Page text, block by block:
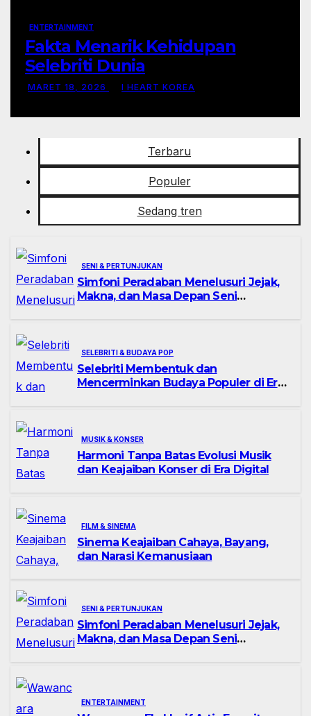
ENTERTAINMENT
Fakta Menarik Kehidupan
Selebriti Dunia
MARET 18, 2026 I HEART KOREA
Terbaru
Populer
Sedang tren
SENI & PERTUNJUKAN
Simfoni Peradaban Menelusuri Jejak,
Makna, dan Masa Depan Seni
SELEBRITI & BUDAYA POP
Selebriti Membentuk dan
Mencerminkan Budaya Populer di Era
MUSIK & KONSER
Harmoni Tanpa Batas Evolusi Musik
dan Keajaiban Konser di Era Digital
FILM & SINEMA
Sinema Keajaiban Cahaya, Bayang,
dan Narasi Kemanusiaan
SENI & PERTUNJUKAN
Simfoni Peradaban Menelusuri Jejak,
Makna, dan Masa Depan Seni
ENTERTAINMENT